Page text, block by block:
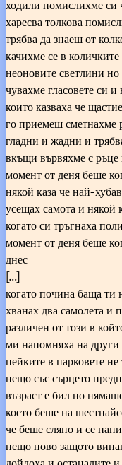
ходили помислихме си
харесва толкова
трябва да знаеш от
качихме се в
неоновите светлини
чувахме гласовете си
които казваха че
го приемеш сметнахме
гладни и жадни и
вкъщи вървяхме с ръце
момент от деня беше
някой каза че най-
усещах самота и някой
когато си тръгнаха
момент от деня беше
днес
[…]
когато почина баща
хванах два самолета и
различен от този в
ми напомняха на други
пейките в парковете
нещо със сърцето
възраст е бил но
което беше на
че беше сляпо и се
нещо ново защото